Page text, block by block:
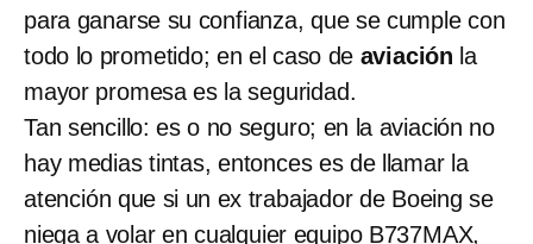
para ganarse su confianza, que se cumple con
todo lo prometido; en el caso de aviación la
mayor promesa es la seguridad.
Tan sencillo: es o no seguro; en la aviación no
hay medias tintas, entonces es de llamar la
atención que si un ex trabajador de Boeing se
niega a volar en cualquier equipo B737MAX,